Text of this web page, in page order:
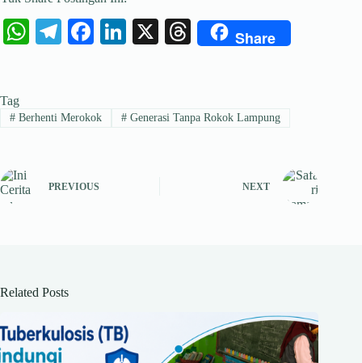
W
A
Te
a
Fa
ok
Li
In
X
T
ds
Share
Tag
#Berhenti Merokok #Generasi Tanpa Rokok Lampung
PREVIOUS NEXT
Related Posts